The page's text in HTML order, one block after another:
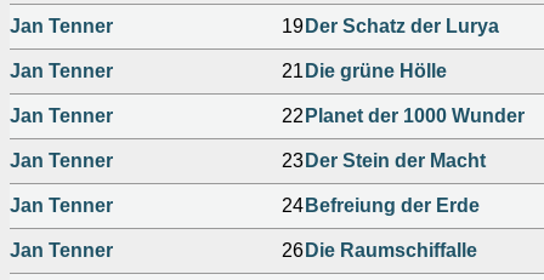
Jan Tenner 19 Der Schatz der Lurya
Jan Tenner 21 Die grüne Hölle
Jan Tenner 22 Planet der 1000 Wunder
Jan Tenner 23 Der Stein der Macht
Jan Tenner 24 Befreiung der Erde
Jan Tenner 26 Die Raumschiffalle